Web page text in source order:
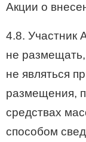
Акции о
4.8. Участник
не размещать,
не являться
размещения,
средствах
способом